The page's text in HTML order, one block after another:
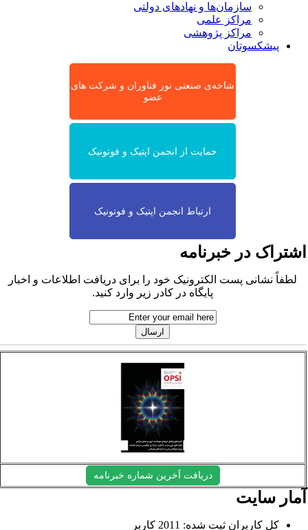
سازمان‌ها و نهادهای دولتی
مراکز علمی
مراکز پژوهشی
پیشکسوتان
شاخه‌ی صنعتی نور فناوران و شرکت های
عضو
حمایت از انجمن اپتیک و فوتونیک
ارتباط انجمن اپتیک و فوتونیک
در خبرنامه
لطفاً نشانی پست الکترونیک خود را برای دریافت اطلاعات و اخبار
پایگاه در کادر زیر وارد کنید.
دریافت آخرین شماره خبرنامه
سایت
کل کاربران ثبت شده: 2011 کاربر